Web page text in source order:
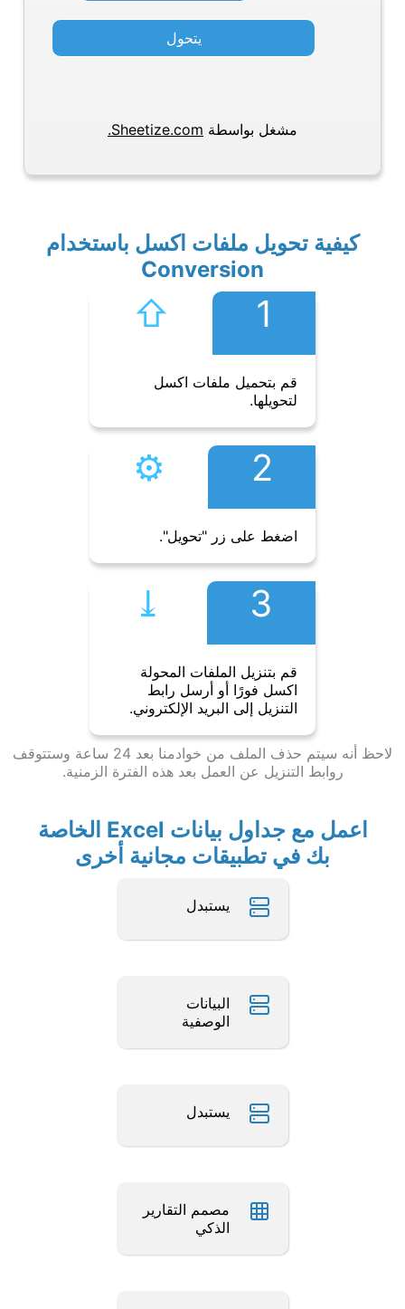
يتحول
مشغل بواسطة Sheetize.com.
كيفية تحويل ملفات اكسل باستخدام
Conversion
1
⇧︎
قم بتحميل ملفات اكسل
لتحويلها.
2
⚙︎
اضغط على زر "تحويل".
3
⤓︎
قم بتنزيل الملفات المحولة
اكسل فورًا أو أرسل رابط
التنزيل إلى البريد الإلكتروني.
لاحظ أنه سيتم حذف الملف من خوادمنا بعد 24 ساعة وستتوقف
روابط التنزيل عن العمل بعد هذه الفترة الزمنية.
اعمل مع جداول بيانات Excel الخاصة
بك في تطبيقات مجانية أخرى
يستبدل
البيانات
الوصفية
يستبدل
مصمم التقارير
الذكي